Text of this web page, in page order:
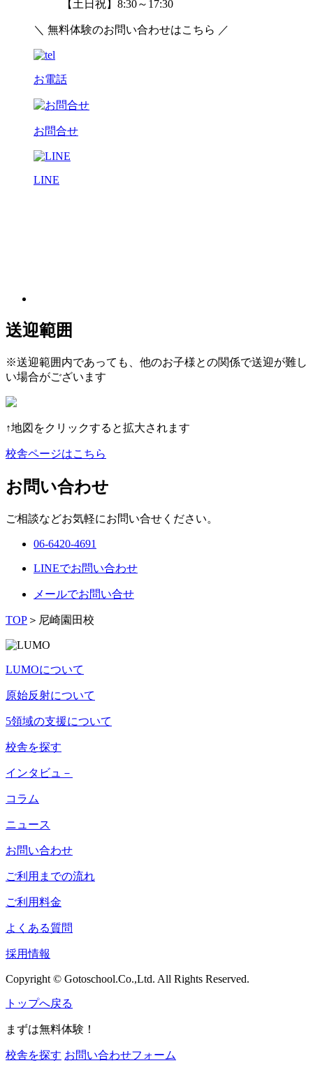
【土日祝】8:30～17:30
＼ 無料体験のお問い合わせはこちら ／
お電話
お問合せ
LINE
送迎範囲
※送迎範囲内であっても、他のお子様との関係で送迎が難し
い場合がございます
↑地図をクリックすると拡大されます
校舎ページはこちら
お問い合わせ
ご相談などお気軽にお問い合せください。
06-6420-4691
LINEでお問い合わせ
メールでお問い合せ
TOP ＞ 尼崎園田校
LUMOについて
原始反射について
5領域の支援について
校舎を探す
インタビュ－
コラム
ニュース
お問い合わせ
ご利用までの流れ
ご利用料金
よくある質問
採用情報
Copyright © Gotoschool.Co.,Ltd. All Rights Reserved.
トップへ戻る
まずは無料体験！
校舎を探す お問い合わせフォーム